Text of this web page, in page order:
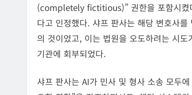
(completely fictitious)” 권한을 포함시켰
다고 인정했다. 샤프 판사는 해당 변호사
의 것이었고, 이는 법원을 오도하려는 시
기관에 회부되었다.
샤프 판사는 AI가 민사 및 형사 소송 모두